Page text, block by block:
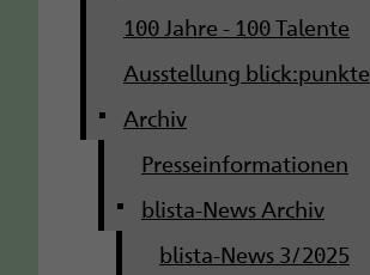
o
100 Jahre - 100 Talente
Ausstellung blick:punkte
Archiv
Presseinformationen
blista-News Archiv
blista-News 3/2025